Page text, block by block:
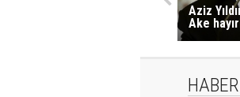
Aziz
Ake